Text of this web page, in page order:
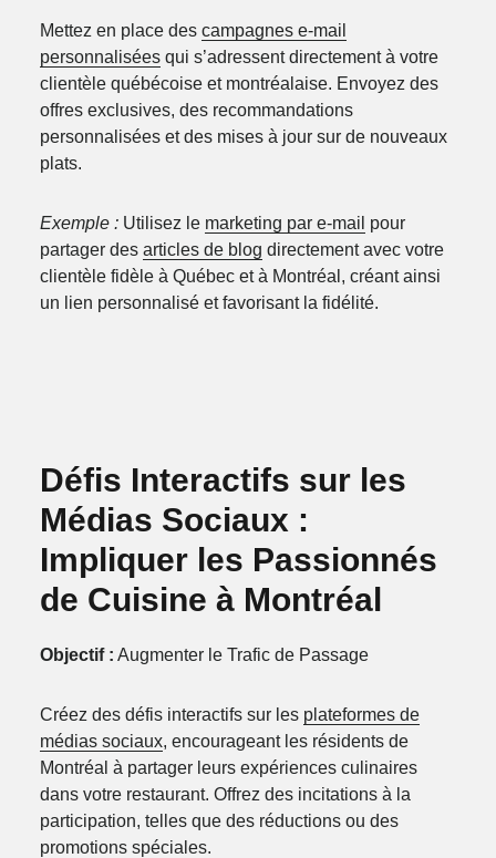
Mettez en place des campagnes e-mail
personnaliséesqui s’adressent directement à votre
clientèle québécoise et montréalaise. Envoyez des
offres exclusives, des recommandations
personnalisées et des mises à jour sur de nouveaux
plats.
Exemple :Utilisez le marketing par e-mail pour
partager des articles de blog directement avec votre
clientèle fidèle à Québec et à Montréal, créant ainsi
un lien personnalisé et favorisant la fidélité.
Défis Interactifs sur les
Médias Sociaux :
Impliquer les Passionnés
de Cuisine à Montréal
Objectif : Augmenter le Trafic de Passage
Créez des défis interactifs sur les plateformes de
médias sociaux, encourageant les résidents de
Montréal à partager leurs expériences culinaires
dans votre restaurant. Offrez des incitations à la
participation, telles que des réductions ou des
promotions spéciales.